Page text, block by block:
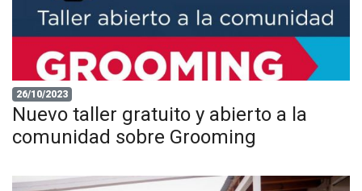
26/10/2023
Nuevo taller gratuito y abierto a la
comunidad sobre Grooming